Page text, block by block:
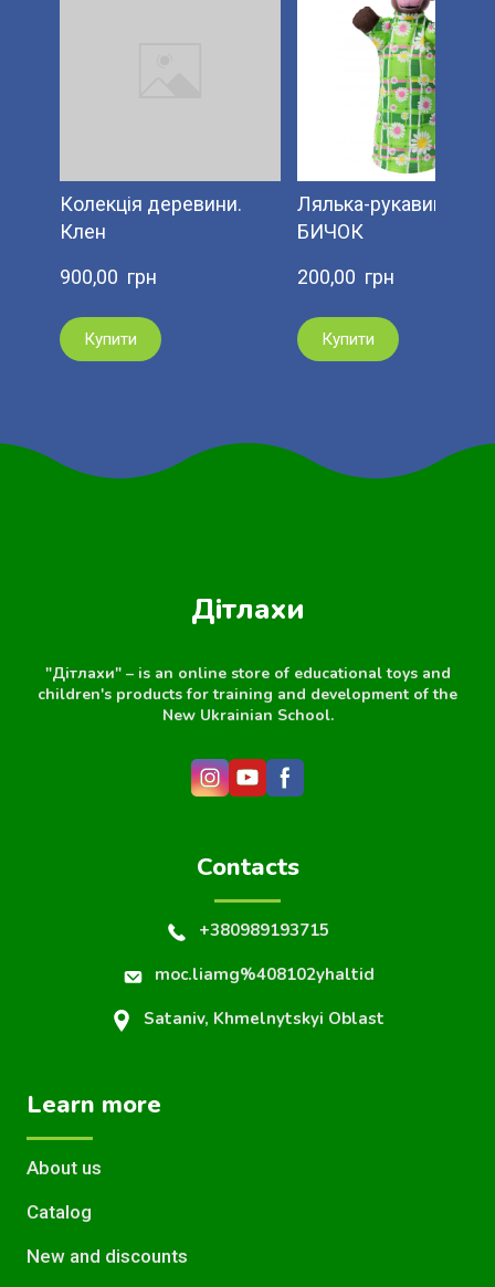
Колекція деревини.
Клен
900,00  грн
Купити
Лялька-рукавиця
БИЧОК
200,00  грн
Купити
Дітлахи
"Дітлахи" – is an online store of educational toys and
children's products for training and development of the
New Ukrainian School.
Contacts
+380989193715
moc.liamg%408102yhaltid
Sataniv, Khmelnytskyi Oblast
Learn more
About us
Catalog
New and discounts